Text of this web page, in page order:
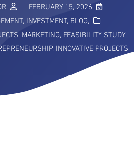
FEBRUARY 15, 2026
, INVESTMENT, BLOG,
, MARKETING, FEASIBILITY STUDY,
, INNOVATIVE PROJECTS